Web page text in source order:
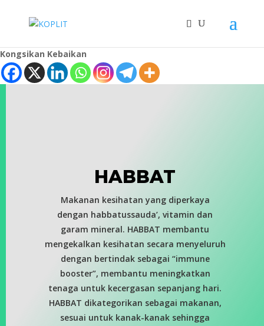
Kongsikan Kebaikan
HABBAT
Makanan kesihatan yang diperkaya
dengan habbatussauda’, vitamin dan
garam mineral. HABBAT membantu
mengekalkan kesihatan secara menyeluruh
dengan bertindak sebagai “immune
booster”, membantu meningkatkan
tenaga untuk kecergasan sepanjang hari.
HABBAT dikategorikan sebagai makanan,
sesuai untuk kanak-kanak sehingga